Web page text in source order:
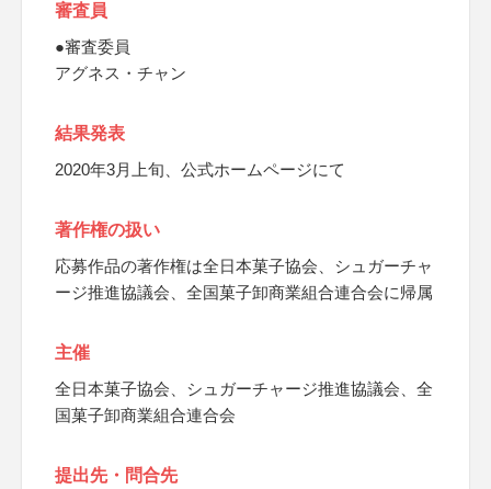
審査員
●審査委員
アグネス・チャン
結果発表
2020年3月上旬、公式ホームページにて
著作権の扱い
応募作品の著作権は全日本菓子協会、シュガーチャ
ージ推進協議会、全国菓子卸商業組合連合会に帰属
主催
全日本菓子協会、シュガーチャージ推進協議会、全
国菓子卸商業組合連合会
提出先・問合先